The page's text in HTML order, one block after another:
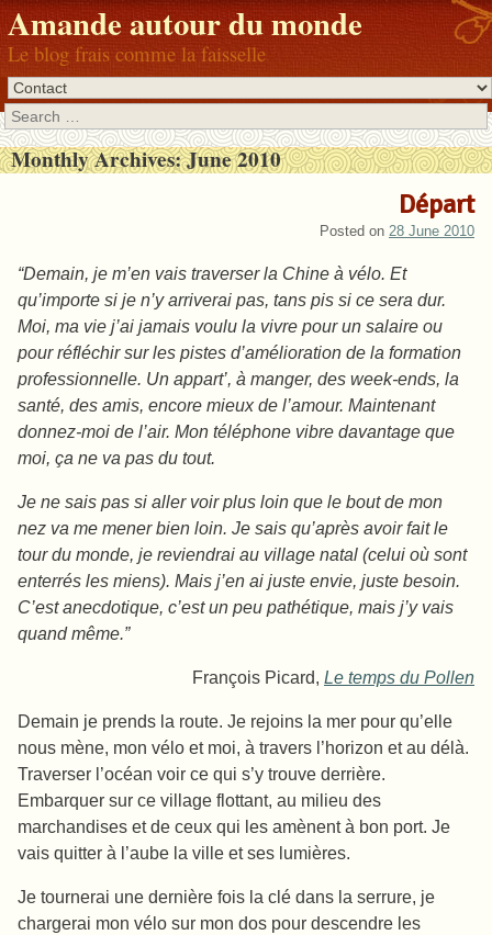
Amande autour du monde
Le blog frais comme la faisselle
Search
Monthly Archives:June 2010
Départ
Posted on 28 June 2010
“Demain, je m’en vais traverser la Chine à vélo. Et
qu’importe si je n’y arriverai pas, tans pis si ce sera dur.
Moi, ma vie j’ai jamais voulu la vivre pour un salaire ou
pour réfléchir sur les pistes d’amélioration de la formation
professionnelle. Un appart’, à manger, des week-ends, la
santé, des amis, encore mieux de l’amour. Maintenant
donnez-moi de l’air. Mon téléphone vibre davantage que
moi, ça ne va pas du tout.
Je ne sais pas si aller voir plus loin que le bout de mon
nez va me mener bien loin. Je sais qu’après avoir fait le
tour du monde, je reviendrai au village natal (celui où sont
enterrés les miens). Mais j’en ai juste envie, juste besoin.
C’est anecdotique, c’est un peu pathétique, mais j’y vais
quand même.”
François Picard, Le temps du Pollen
Demain je prends la route. Je rejoins la mer pour qu’elle
nous mène, mon vélo et moi, à travers l’horizon et au délà.
Traverser l’océan voir ce qui s’y trouve derrière.
Embarquer sur ce village flottant, au milieu des
marchandises et de ceux qui les amènent à bon port. Je
vais quitter à l’aube la ville et ses lumières.
Je tournerai une dernière fois la clé dans la serrure, je
chargerai mon vélo sur mon dos pour descendre les